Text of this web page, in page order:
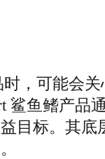
，可能会
鲨鱼鳍产品
目标。其底